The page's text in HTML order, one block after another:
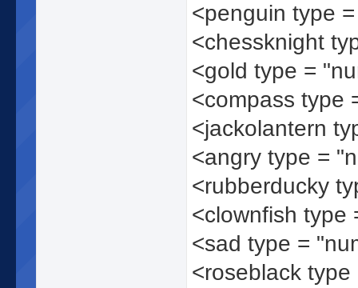
<penguin type
<chessknight
<gold type =
<compass type
<jackolantern
<angry type =
<rubberducky
<clownfish type
<sad type =
<roseblack